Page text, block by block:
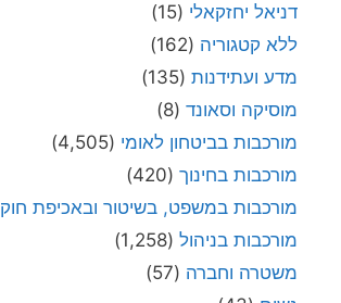
דניאל יחזקאלי (15)
ללא קטגוריה (162)
מדע ועתידנות (135)
מוסיקה וסאונד (8)
מורכבות בביטחון לאומי (4,505)
מורכבות בחינוך (420)
מורכבות במשפט, בשיטור ובאכיפת חוק
מורכבות בניהול (1,258)
משטרה וחברה (57)